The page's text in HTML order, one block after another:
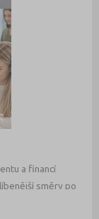
a financí
směry po
škol dnes